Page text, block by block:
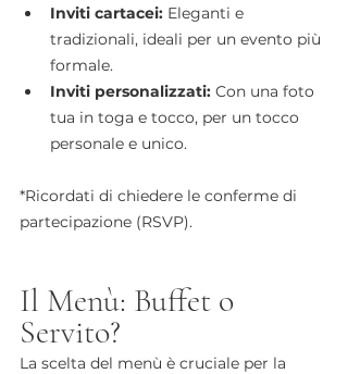
Inviti cartacei: Eleganti e
tradizionali, ideali per un evento più
formale.
Inviti personalizzati: Con una foto
tua in toga e tocco, per un tocco
personale e unico.
*Ricordati di chiedere le conferme di
partecipazione (RSVP).
Il Menù: Buffet o
Servito?
La scelta del menù è cruciale per la